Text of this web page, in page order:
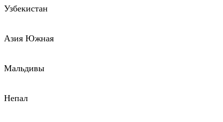
Узбекистан
Азия Южная
Мальдивы
Непал